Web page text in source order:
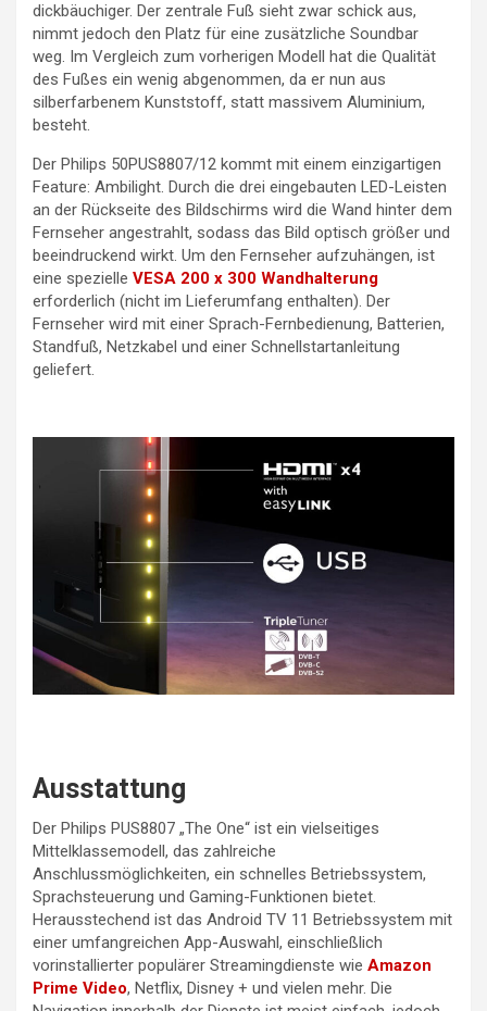
dickbäuchiger. Der zentrale Fuß sieht zwar schick aus,
nimmt jedoch den Platz für eine zusätzliche Soundbar
weg. Im Vergleich zum vorherigen Modell hat die Qualität
des Fußes ein wenig abgenommen, da er nun aus
silberfarbenem Kunststoff, statt massivem Aluminium,
besteht.
Der Philips 50PUS8807/12 kommt mit einem einzigartigen
Feature: Ambilight. Durch die drei eingebauten LED-Leisten
an der Rückseite des Bildschirms wird die Wand hinter dem
Fernseher angestrahlt, sodass das Bild optisch größer und
beeindruckend wirkt. Um den Fernseher aufzuhängen, ist
eine spezielle VESA 200 x 300 Wandhalterung
erforderlich (nicht im Lieferumfang enthalten). Der
Fernseher wird mit einer Sprach-Fernbedienung, Batterien,
Standfuß, Netzkabel und einer Schnellstartanleitung
geliefert.
Ausstattung
Der Philips PUS8807 „The One“ ist ein vielseitiges
Mittelklassemodell, das zahlreiche
Anschlussmöglichkeiten, ein schnelles Betriebssystem,
Sprachsteuerung und Gaming-Funktionen bietet.
Herausstechend ist das Android TV 11 Betriebssystem mit
einer umfangreichen App-Auswahl, einschließlich
vorinstallierter populärer Streamingdienste wie Amazon
Prime Video, Netflix, Disney + und vielen mehr. Die